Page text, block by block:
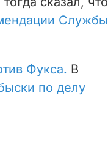
Службы
Фукса. В
по делу